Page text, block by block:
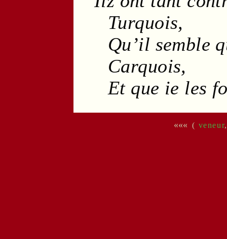
Turquois,
Qu’il semble
Carquois,
Et que ie les
««« ( veneur